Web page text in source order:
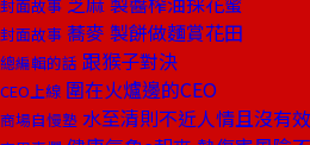
封面故事
封面故事 蕎麥 製餅做麵賞花田
總編輯的話 跟猴子對決
CEO上線 圍在火爐邊的CEO
商場自慢塾 水至清則不近人情且沒有